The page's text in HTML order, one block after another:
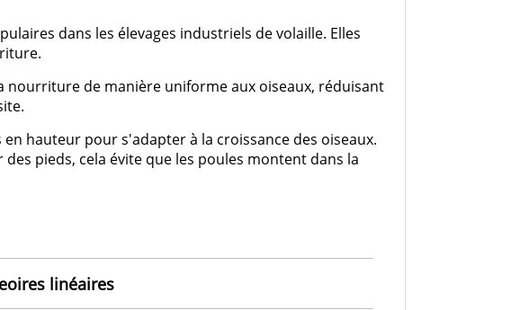
dans les élevages industriels de volaille. Elles
nourriture de manière uniforme aux oiseaux, réduisant
hauteur pour s'adapter à la croissance des oiseaux.
pieds, cela évite que les poules montent dans la
linéaires